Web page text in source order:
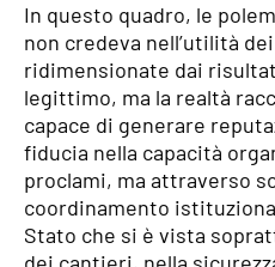
In questo quadro, le
non credeva nell’utilità
ridimensionate dai
legittimo, ma la realtà
capace di generare
fiducia nella capacità
proclami, ma attraverso
coordinamento
Stato che si è vista